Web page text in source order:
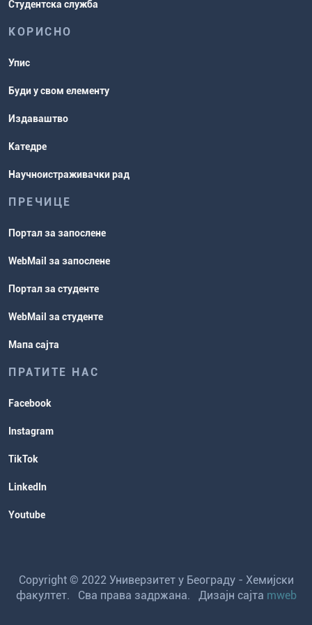
Студентска служба
КОРИСНО
Упис
Буди у свом елементу
Издаваштво
Катедре
Научноистраживачки рад
ПРЕЧИЦЕ
Портал за запослене
WebMail за запослене
Портал за студенте
WebMail за студенте
Мапа сајта
ПРАТИТЕ НАС
Facebook
Instagram
TikTok
LinkedIn
Youtube
Copyright © 2022 Универзитет у Београду - Хемијски
факултет. Сва права задржана. Дизајн сајта mweb